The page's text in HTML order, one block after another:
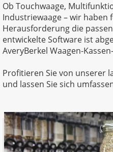
Ob Touchwaage,
Industriewaage – wir haben
Herausforderung die
entwickelte Software ist
AveryBerkel Waagen-
Profitieren Sie von unserer
und lassen Sie sich